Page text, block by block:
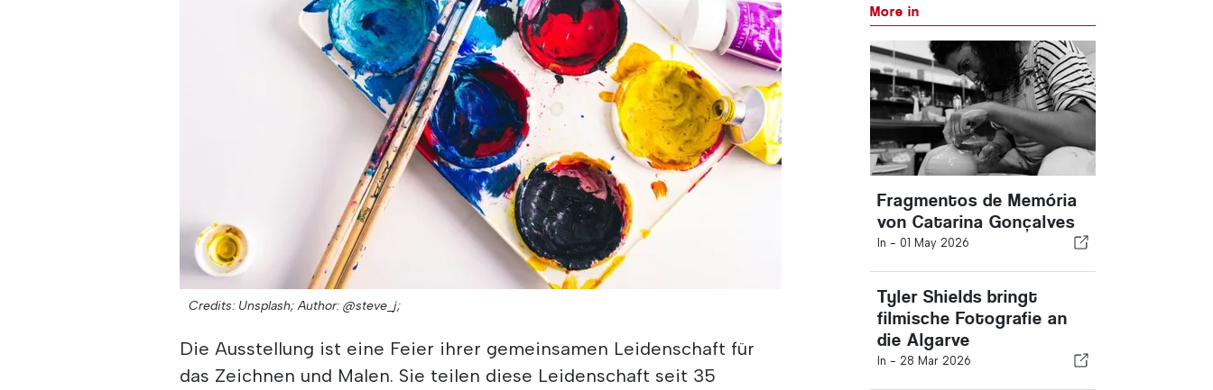
Credits: Unsplash; Author: @steve_j;
Die Ausstellung ist eine Feier ihrer gemeinsamen Leidenschaft für
das Zeichnen und Malen. Sie teilen diese Leidenschaft seit 35
More in
Fragmentos de Memória
von Catarina Gonçalves
In - 01 May 2026
Tyler Shields bringt
filmische Fotografie an
die Algarve
In - 28 Mar 2026